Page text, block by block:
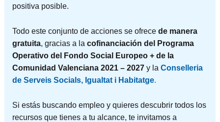
positiva posible.
Todo este conjunto de acciones se ofrece de manera
gratuita, gracias a la cofinanciación del Programa
Operativo del Fondo Social Europeo + de la
Comunidad Valenciana 2021 – 2027y la Conselleria
de Serveis Socials, Igualtat i Habitatge.
Si estás buscando empleo y quieres descubrir todos los
recursos que tienes a tu alcance, te invitamos a